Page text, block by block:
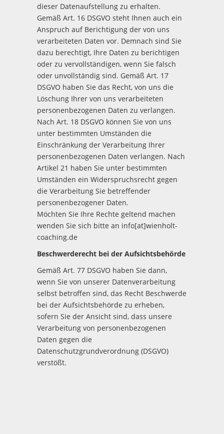
dieser Datenaufstellung zu erhalten.
Gemäß Art. 16 DSGVO steht Ihnen auch ein
Anspruch auf Berichtigung der von uns
verarbeiteten Daten vor. Demnach sind Sie
dazu berechtigt, Ihre Daten zu berichtigen
oder zu vervollständigen, wenn Sie falsch
oder unvollständig sind. Gemäß Art. 17
DSGVO haben Sie das Recht, von uns die
Löschung Ihrer von uns verarbeiteten
personenbezogenen Daten zu verlangen.
Nach Art. 18 DSGVO können Sie von uns
unter bestimmten Umständen die
Einschränkung der Verarbeitung Ihrer
personenbezogenen Daten verlangen. Nach
Artikel 21 haben Sie unter bestimmten
Umständen ein Widerspruchsrecht gegen
die Verarbeitung Sie betreffender
personenbezogener Daten.
Möchten Sie Ihre Rechte geltend machen
wenden Sie sich bitte an info[at]wienholt-
coaching.de
Beschwerderecht bei der Aufsichtsbehörde
Gemäß Art. 77 DSGVO haben Sie dann,
wenn Sie von unserer Datenverarbeitung
selbst betroffen sind, das Recht Beschwerde
bei der Aufsichtsbehörde zu erheben,
sofern Sie der Ansicht sind, dass unsere
Verarbeitung von personenbezogenen
Daten gegen die
Datenschutzgrundverordnung (DSGVO)
verstößt.